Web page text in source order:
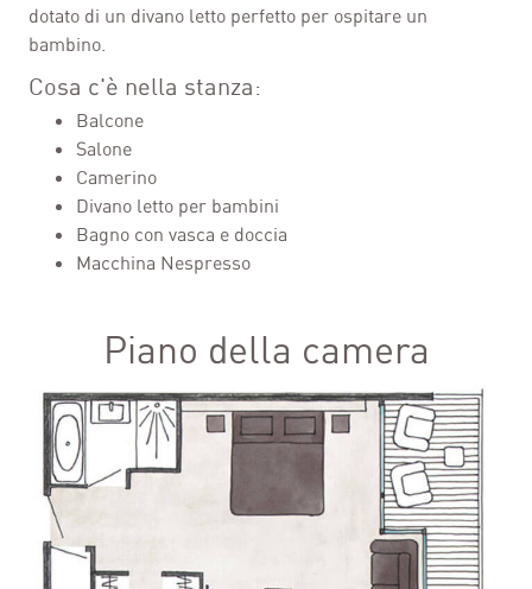
dotato di un divano letto perfetto per ospitare un
bambino.
Cosa c'è nella stanza:
Balcone
Salone
Camerino
Divano letto per bambini
Bagno con vasca e doccia
Macchina Nespresso
Piano della camera